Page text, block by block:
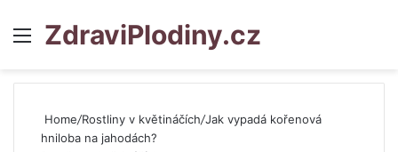
Menu
ZdraviPlodiny.cz
Home/Rostliny v květináčích/Jak vypadá kořenová
hniloba na jahodách?